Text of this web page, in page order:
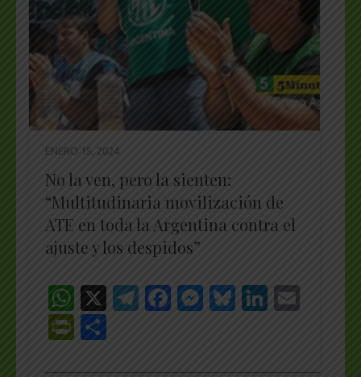
ENERO 15, 2024
No la ven, pero la sienten:
“Multitudinaria movilización de
ATE en toda la Argentina contra el
ajuste y los despidos”
WhatsApp
X Telegram
Facebook
Messenger
Bluesky
PrintFriendly